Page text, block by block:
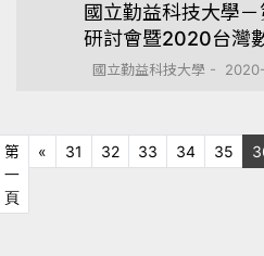
國立勤益科技大學
研討會暨2020台灣
國立勤益科技大學 -
第
一
頁第一頁
«上十頁
31 32 33 34 35